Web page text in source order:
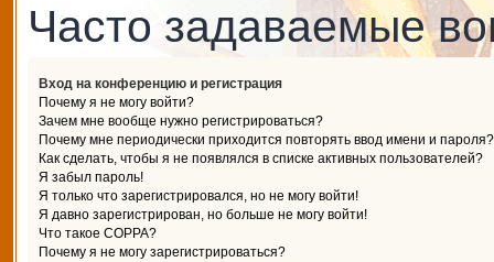
Часто задаваемые
Вход на конференцию и регистрация
Почему я не могу войти?
Зачем мне вообще нужно регистрироваться?
Почему мне периодически приходится повторять ввод имени и пароля?
Как сделать, чтобы я не появлялся в списке активных пользователей?
Я забыл пароль!
Я только что зарегистрировался, но не могу войти!
Я давно зарегистрирован, но больше не могу войти!
Что такое COPPA?
Почему я не могу зарегистрироваться?